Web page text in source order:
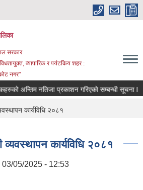
सरकार
व्यापारिक र पर्यटकिय शहर :
नगर"
वास प्राविधिक र सामाजिक परिचालकहरुको अन्तिम नतिजा प्रकाशन गरिएको सम्बन्धी सूचना l
कार्यविधि २०८१
व्यवस्थापन कार्यविधि २०८१
03/05/2025 - 12:53